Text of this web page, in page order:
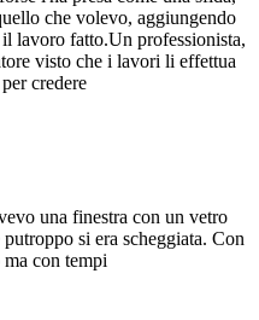
che volevo, aggiungendo
lavoro fatto.Un professionista,
visto che i lavori li effettua
credere
una finestra con un vetro
si era scheggiata. Con
con tempi